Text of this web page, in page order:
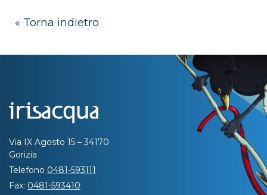
« Torna indietro
Via IX Agosto 15 – 34170
Gorizia
Telefono 0481-593111
Fax: 0481-593410